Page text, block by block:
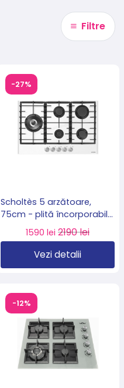
Filtre
-27%
Scholtès 5 arzătoare,
75cm - plită încorporabilă
pe gaz cu sticlă albă
model SOTG1730W
1590 lei 2190 lei
Vezi detalii
-12%